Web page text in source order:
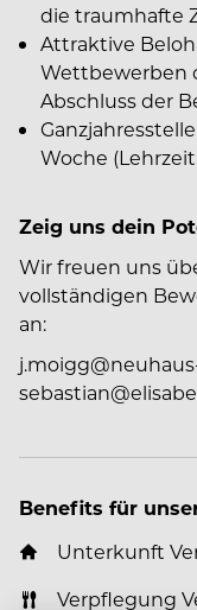
die traumhafte
Attraktive
Wettbewerben
Abschluss der
Woche
Zeig uns dein
Wir freuen uns
vollständigen
an:
Benefits für
Unterkunft
Verpflegung